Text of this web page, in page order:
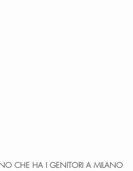
CHE HA I GENITORI A MILANO